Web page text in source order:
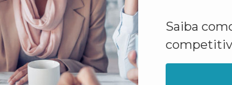
Saiba